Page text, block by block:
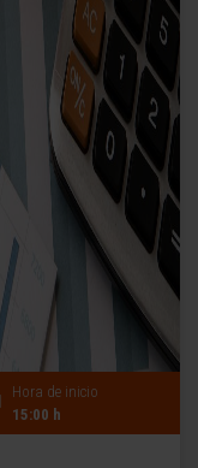
Hora de inicio
15:00 h